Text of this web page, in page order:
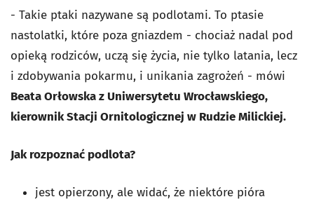
- Takie ptaki nazywane są podlotami. To ptasie
nastolatki, które poza gniazdem - chociaż nadal pod
opieką rodziców, uczą się życia, nie tylko latania, lecz
i zdobywania pokarmu, i unikania zagrożeń - mówi
Beata Orłowska z Uniwersytetu Wrocławskiego,
kierownik Stacji Ornitologicznej w Rudzie Milickiej.
Jak rozpoznać podlota?
jest opierzony, ale widać, że niektóre pióra